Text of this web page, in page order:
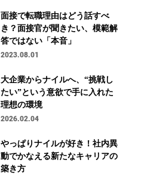
面接で転職理由はどう話すべ
き？面接官が聞きたい、模範解
答ではない「本音」
2023.08.01
大企業からナイルへ、“挑戦し
たい”という意欲で手に入れた
理想の環境
2026.02.04
やっぱりナイルが好き！社内異
動でかなえる新たなキャリアの
築き方